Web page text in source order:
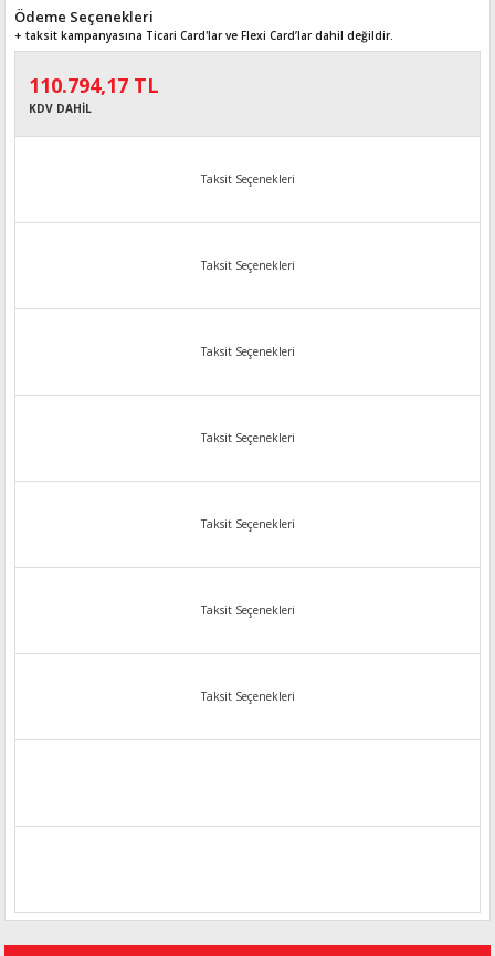
Ödeme Seçenekleri
+ taksit kampanyasına Ticari Card'lar ve Flexi Card’lar dahil değildir.
110.794,17 TL
KDV DAHİL
Taksit Seçenekleri
Taksit Seçenekleri
Taksit Seçenekleri
Taksit Seçenekleri
Taksit Seçenekleri
Taksit Seçenekleri
Taksit Seçenekleri